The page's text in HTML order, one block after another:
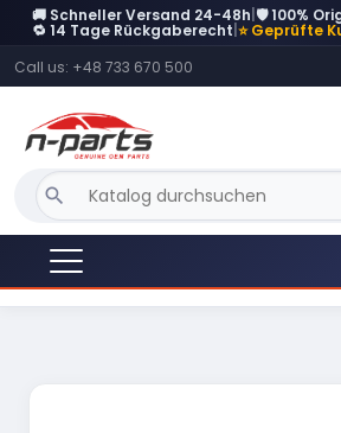
🚚 Schneller Versand 24-48h 🛡️ 100%
🔁 14 Tage Rückgaberecht ⭐ Geprüfte
Call us: +48 733 670 500
search